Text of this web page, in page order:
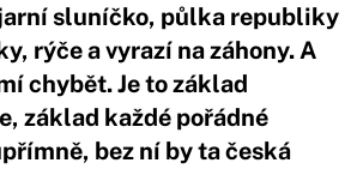
sluníčko, půlka republiky
rýče a vyrazí na záhony. A
chybět. Je to základ
základ každé pořádné
bez ní by ta česká